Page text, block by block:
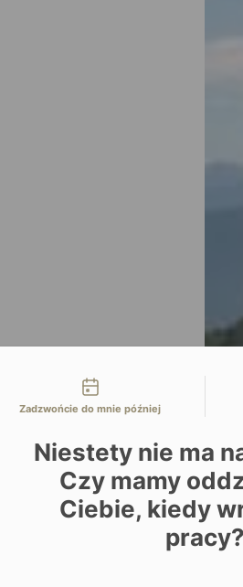
kontaktu
Zadzwońcie do mnie później
Niestety nie ma
Czy mamy
Ciebie, kiedy
pracy?